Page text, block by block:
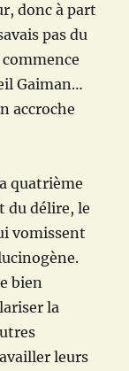
donc à part
pas du
Gaiman…
accroche
quatrième
du délire, le
vomissent
bien
la
leurs